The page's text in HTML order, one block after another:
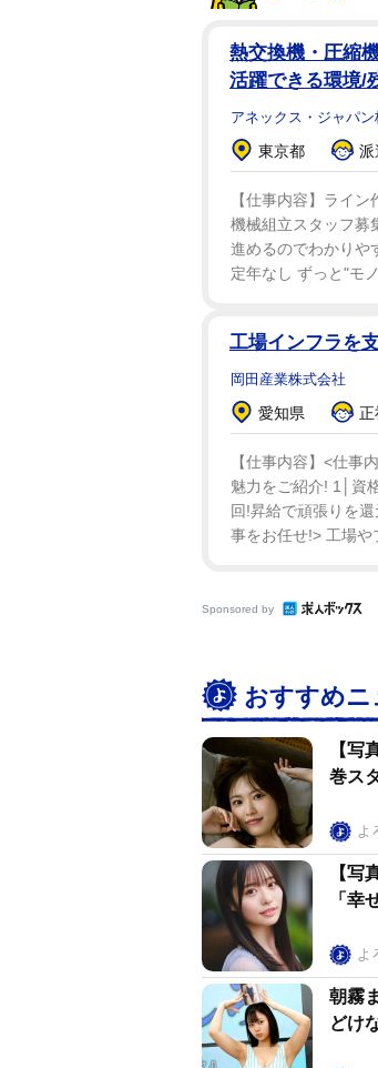
熱交換機・圧縮
活躍できる環境/
アネックス・ジャパン
東京都 派
【仕事内容】ライ
機械組立スタッフ募
進めるのでわかりや
定年なし ずっと"モ
工場インフラを
岡田産業株式会社
愛知県 正
【仕事内容】<仕事
魅力をご紹介! 1│資
回!昇給で頑張りを
事をお任せ!> 工場や
Sponsored by
おすすめニ
【写
巻ス
よ
【写
「幸
よ
朝霧
どけ